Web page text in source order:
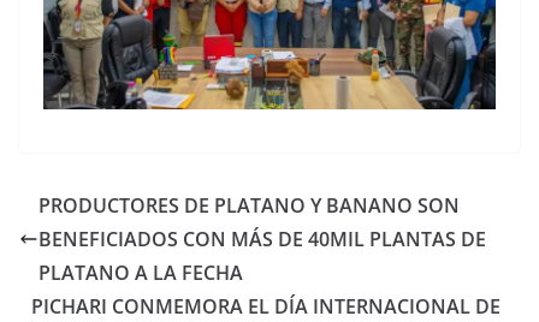
PRODUCTORES DE PLATANO Y BANANO SON
BENEFICIADOS CON MÁS DE 40MIL PLANTAS DE
PLATANO A LA FECHA
PICHARI CONMEMORA EL DÍA INTERNACIONAL DE